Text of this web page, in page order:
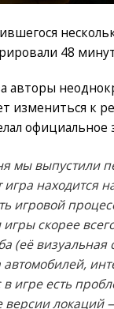
48
авторы
измениться к
мы выпустили
находится
игровой
игры скорее
(её
в игре есть
версии локаций